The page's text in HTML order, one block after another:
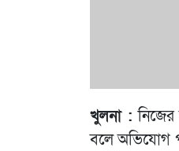
খুলনা :
বলে অভিযোগ